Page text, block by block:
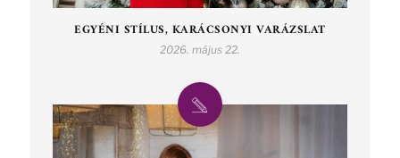
EGYÉNI STÍLUS, KARÁCSONYI VARÁZSLAT
2026. május 22.